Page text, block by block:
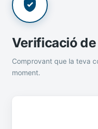
Verificació
Comprovant que la teva
moment.